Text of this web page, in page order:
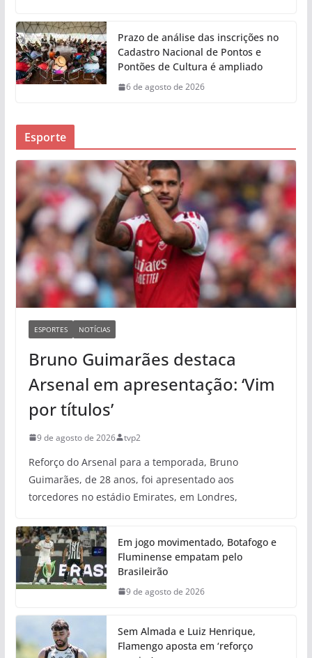
Prazo de análise das inscrições no
Cadastro Nacional de Pontos e
Pontões de Cultura é ampliado
6 de agosto de 2026
Esporte
ESPORTES NOTÍCIAS
Bruno Guimarães destaca
Arsenal em apresentação: ‘Vim
por títulos’
9 de agosto de 2026 tvp2
Reforço do Arsenal para a temporada, Bruno
Guimarães, de 28 anos, foi apresentado aos
torcedores no estádio Emirates, em Londres,
Em jogo movimentado, Botafogo e
Fluminense empatam pelo
Brasileirão
9 de agosto de 2026
Sem Almada e Luiz Henrique,
Flamengo aposta em ‘reforço